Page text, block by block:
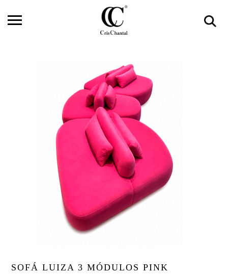
SOFÁ LUIZA 3 MÓDULOS PINK